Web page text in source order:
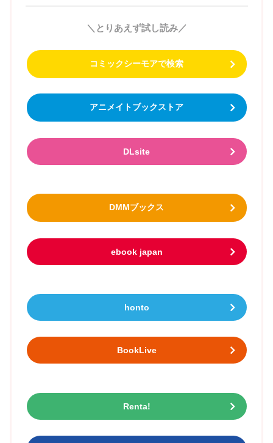
＼とりあえず試し読み／
コミックシーモアで検索
アニメイトブックストア
DLsite
DMMブックス
ebook japan
honto
BookLive
Renta!